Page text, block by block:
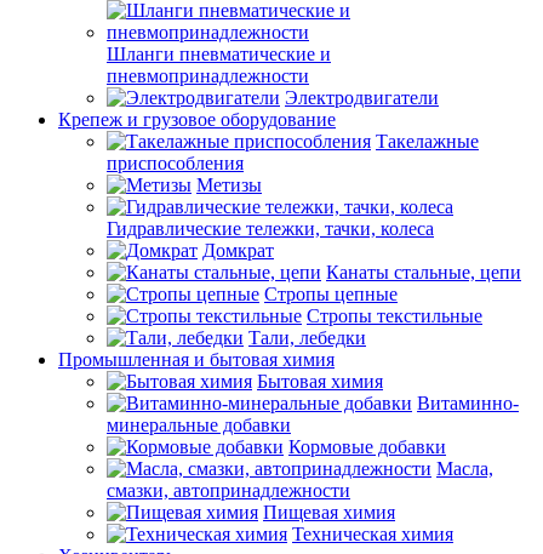
Шланги пневматические и
пневмопринадлежности
Электродвигатели
Крепеж и грузовое оборудование
Такелажные
приспособления
Метизы
Гидравлические тележки, тачки, колеса
Домкрат
Канаты стальные, цепи
Стропы цепные
Стропы текстильные
Тали, лебедки
Промышленная и бытовая химия
Бытовая химия
Витаминно-
минеральные добавки
Кормовые добавки
Масла,
смазки, автопринадлежности
Пищевая химия
Техническая химия